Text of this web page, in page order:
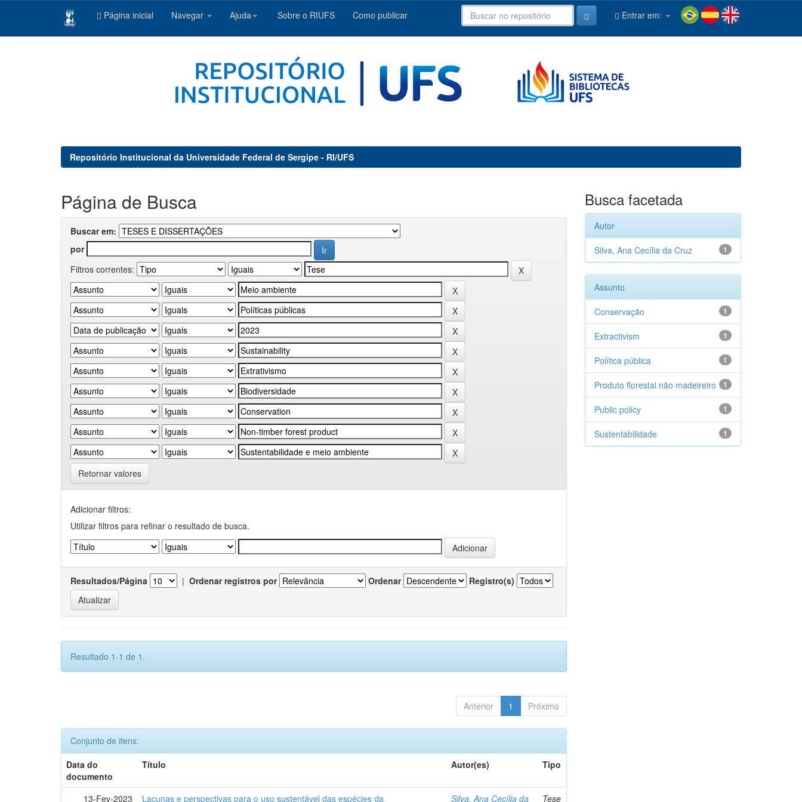
Página inicial Navegar Ajuda Sobre o RIUFS Como publicar Entrar em:
Repositório Institucional da Universidade Federal de Sergipe - RI/UFS
Página de Busca
Buscar em:
por
Filtros correntes:
Retornar valores
Adicionar filtros:
Utilizar filtros para refinar o resultado de busca.
Resultados/Página | Ordenar registros por Ordenar Registro(s)
Resultado 1-1 de 1.
Anterior 1 Próximo
Conjunto de itens:
Data do
documento
Título Autor(es) Tipo
13-Fev-2023 Lacunas e perspectivas para o uso sustentável das espécies da Silva, Ana Cecília da Tese
Busca facetada
Autor
1
Silva, Ana Cecília da Cruz
Assunto
1
Conservação
1
Extractivism
1
Política pública
1
Produto florestal não madeireiro
1
Public policy
1
Sustentabilidade